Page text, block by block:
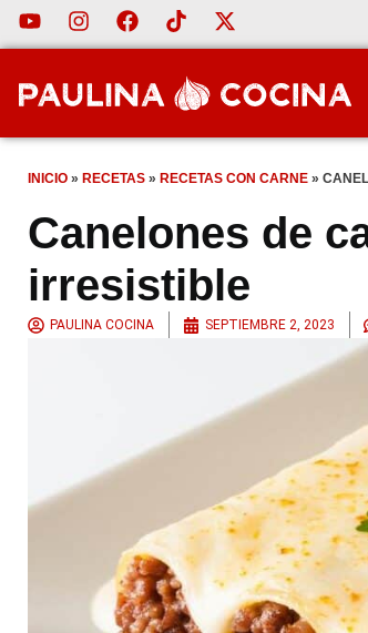
INICIO » RECETAS » RECETAS CON CARNE »
Canelones de
irresistible
PAULINA COCINA SEPTIEMBRE 2, 2023